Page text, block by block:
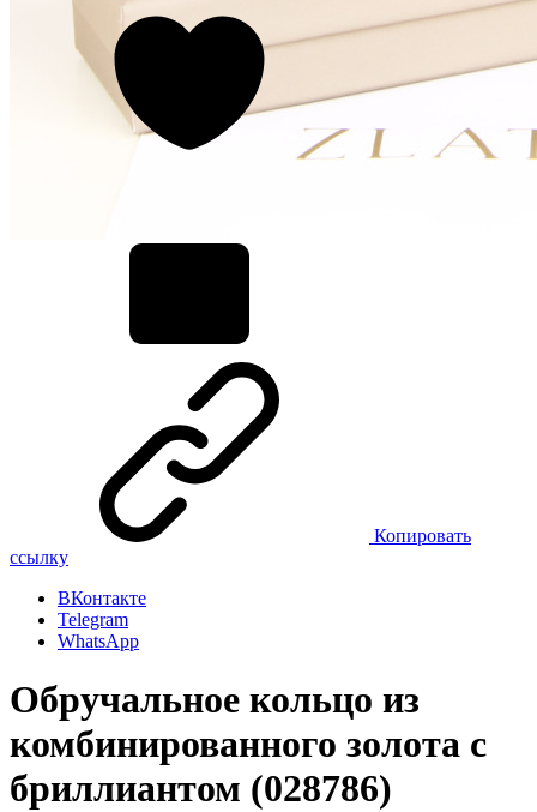
Копировать
ссылку
ВКонтакте
Telegram
WhatsApp
Обручальное кольцо из
комбинированного золота с
бриллиантом (028786)